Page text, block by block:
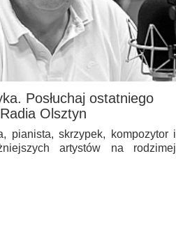
Posłuchaj ostatniego
Olsztyn
pianista, skrzypek, kompozytor i
artystów na rodzimej